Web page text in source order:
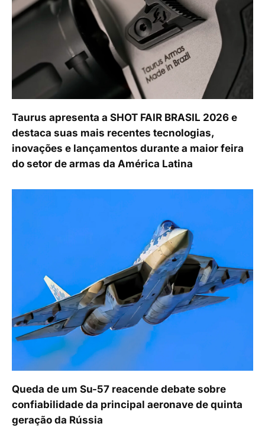
Taurus apresenta a SHOT FAIR BRASIL 2026 e
destaca suas mais recentes tecnologias,
inovações e lançamentos durante a maior feira
do setor de armas da América Latina
Queda de um Su-57 reacende debate sobre
confiabilidade da principal aeronave de quinta
geração da Rússia